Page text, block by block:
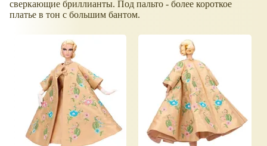
сверкающие бриллианты. Под пальто - более короткое
платье в тон с большим бантом.